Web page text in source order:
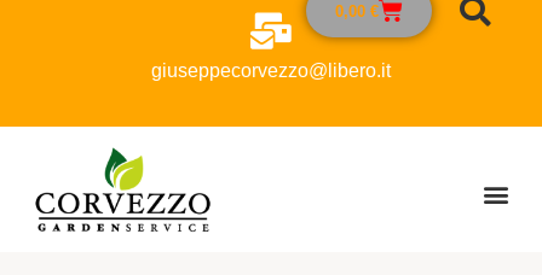
giuseppecorvezzo@libero.it
0,00 €